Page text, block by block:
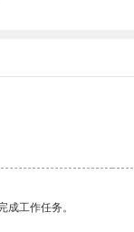
工作任务。